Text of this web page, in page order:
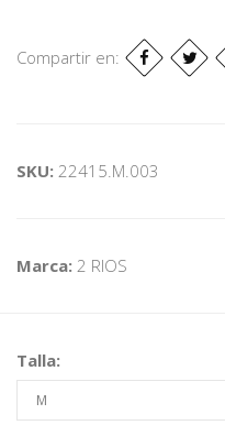
Compartir en:
SKU: 22415.M.003
Marca: 2 RIOS
Talla: